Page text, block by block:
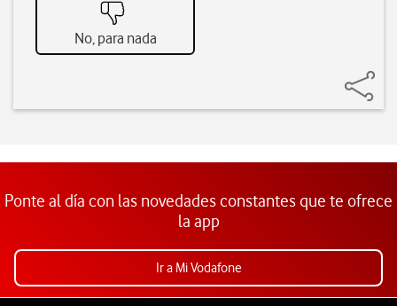
No, para nada
Ponte al día con las novedades constantes que te ofrece
la app
Ir a Mi Vodafone